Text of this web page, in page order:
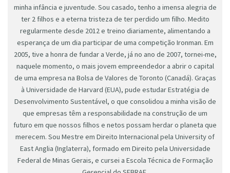
minha infância e juventude. Sou casado, tenho a imensa alegria de
ter 2 filhos e a eterna tristeza de ter perdido um filho. Medito
regularmente desde 2012 e treino diariamente, alimentando a
esperança de um dia participar de uma competição Ironman. Em
2005, tive a honra de fundar a Verde, já no ano de 2007, tornei-me,
naquele momento, o mais jovem empreendedor a abrir o capital
de uma empresa na Bolsa de Valores de Toronto (Canadá). Graças
à Universidade de Harvard (EUA), pude estudar Estratégia de
Desenvolvimento Sustentável, o que consolidou a minha visão de
que empresas têm a responsabilidade na construção de um
futuro em que nossos filhos e netos possam herdar o planeta que
merecem. Sou Mestre em Direito Internacional pela University of
East Anglia (Inglaterra), formado em Direito pela Universidade
Federal de Minas Gerais, e cursei a Escola Técnica de Formação